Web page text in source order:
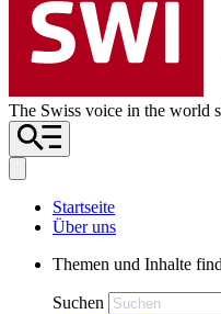
The Swiss voice in the world
Startseite
Über uns
Themen und Inhalte
Suchen